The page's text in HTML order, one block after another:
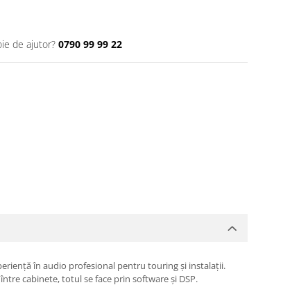
de ajutor? 0790 99 99 22
în audio profesional pentru touring și instalații.
cabinete, totul se face prin software și DSP.